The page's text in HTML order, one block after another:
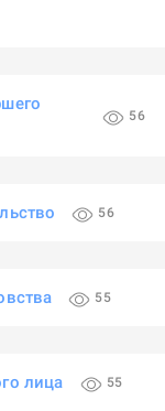
56
56
55
лица 55